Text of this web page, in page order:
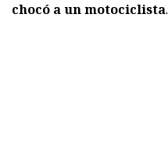
chocó a un motociclista.